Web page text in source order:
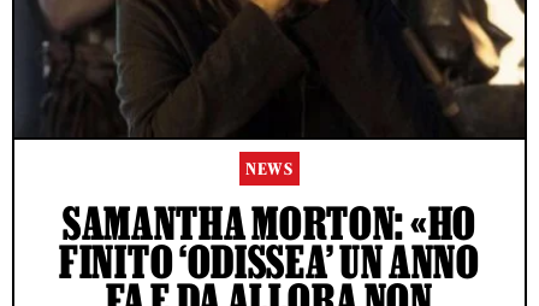
NEWS
SAMANTHA MORTON: «HO
FINITO ‘ODISSEA’ UN ANNO